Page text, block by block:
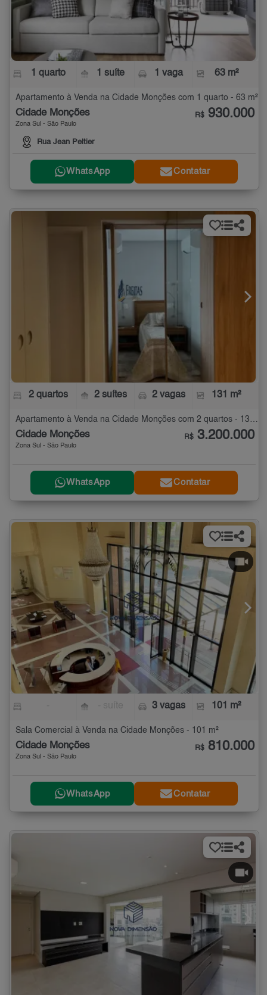
1 quarto 1 suíte 1 vaga 63 m²
Apartamento à Venda na Cidade Monções com 1 quarto - 63 m²
Cidade Monções
Zona Sul - São Paulo
Rua Jean Peltier
R$ 930.000
WhatsApp Contatar
2 quartos 2 suítes 2 vagas 131 m²
Cidade Monções
Zona Sul - São Paulo
R$ 3.200.000
WhatsApp Contatar
3 vagas 101 m²
Sala Comercial à Venda na Cidade Monções - 101 m²
Cidade Monções
Zona Sul - São Paulo
R$ 810.000
WhatsApp Contatar